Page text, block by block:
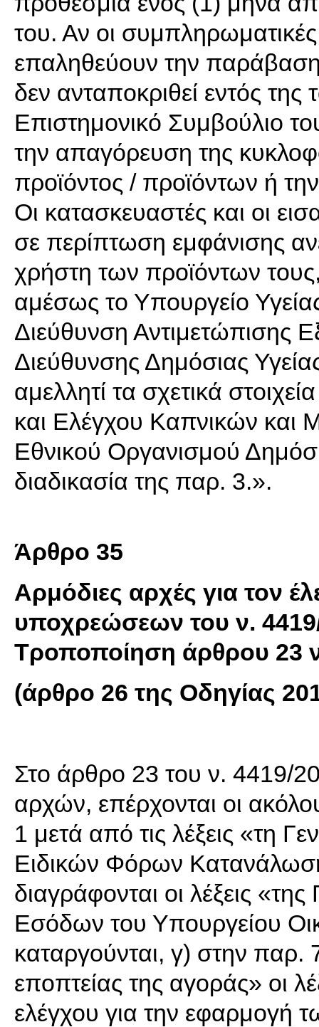
του. Αν οι συμπληρωματικές
επαληθεύουν την
δεν ανταποκριθεί εντός
Επιστημονικό Συμβούλιο
την απαγόρευση της
προϊόντος / προϊόντων ή
Οι κατασκευαστές και οι
σε περίπτωση εμφάνισης
χρήστη των προϊόντων
αμέσως το Υπουργείο
Διεύθυνση Αντιμετώπισης
Διεύθυνσης Δημόσιας
αμελλητί τα σχετικά
και Ελέγχου Καπνικών και
Εθνικού Οργανισμού
διαδικασία της παρ. 3.».
Άρθρο 35
Αρμόδιες αρχές για τον
υποχρεώσεων του ν.
Τροποποίηση άρθρου 23
(άρθρο 26 της Οδηγίας
Στο άρθρο 23 του ν. 4419/
αρχών, επέρχονται οι
1 μετά από τις λέξεις «τη
Ειδικών Φόρων
διαγράφονται οι λέξεις
Εσόδων του Υπουργείου
καταργούνται, γ) στην παρ.
εποπτείας της αγοράς» οι
ελέγχου για την εφαρμογή